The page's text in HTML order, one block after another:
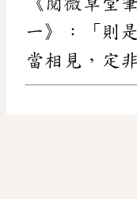
一》：「則
當相見，定非